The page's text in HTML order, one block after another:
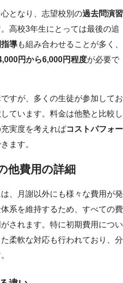
となり、志望校別の過去問演習
高校3年生にとっては最後の追
導も組み合わせることが多く、
円から6,000円程度が必要で
すが、多くの生徒が参加してお
ています。料金は他塾と比較し
実度を考えればコストパフォー
ます。
他費用の詳細
、月謝以外にも様々な費用が発
系を維持するため、すべての費
されます。特に初期費用につい
柔軟な対応も行われており、分